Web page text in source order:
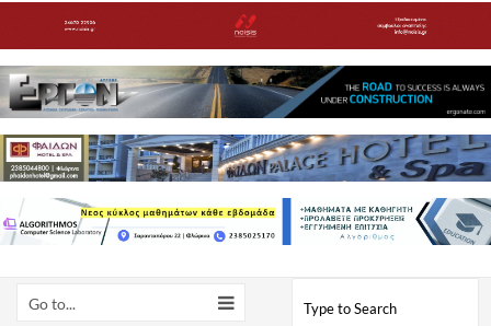
Go to...